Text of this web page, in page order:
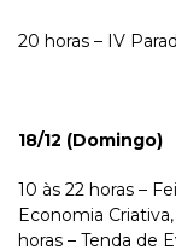
20 horas – IV
18/12 (Domingo)
10 às 22 horas –
Economia
horas – Tenda de